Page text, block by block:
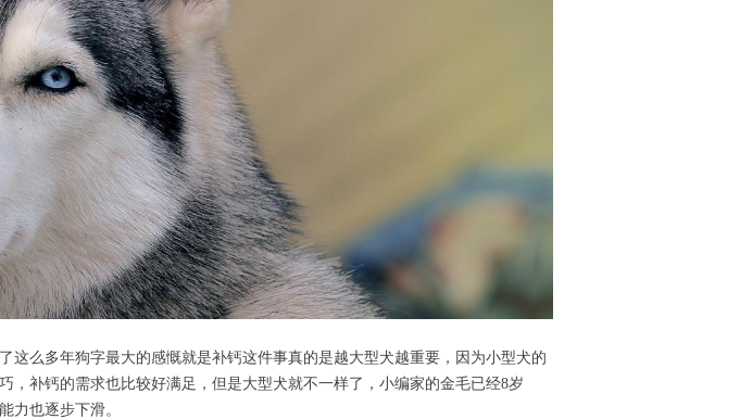
么多年狗字最大的感慨就是补钙这件事真的是越大型犬越重要，因为小型犬的
补钙的需求也比较好满足，但是大型犬就不一样了，小编家的金毛已经8岁
力也逐步下滑。